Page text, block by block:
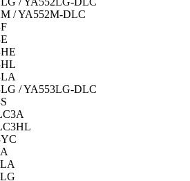
/ YA552M-DLC
/ YA553LG-DLC